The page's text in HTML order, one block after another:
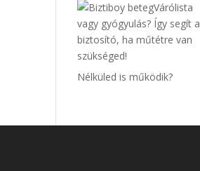
Várólista
vagy gyógyulás? Így segít a
biztosító, ha műtétre van
szükséged!
Nélküled is működik?